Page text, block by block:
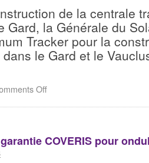
de la centrale
Gard, la Générale du
Tracker pour la
dans le Gard et le
Off
COVERIS pour